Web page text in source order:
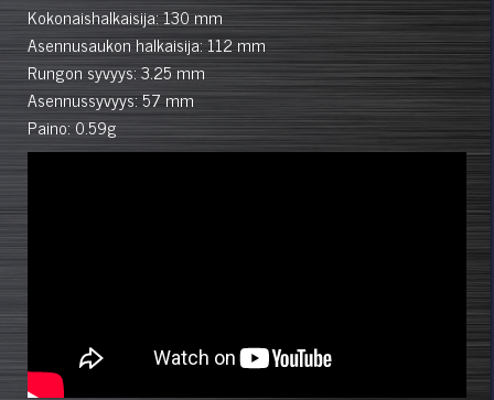
Kokonaishalkaisija: 130 mm
Asennusaukon halkaisija: 112 mm
Rungon syvyys: 3.25 mm
Asennussyvyys: 57 mm
Paino: 0.59g